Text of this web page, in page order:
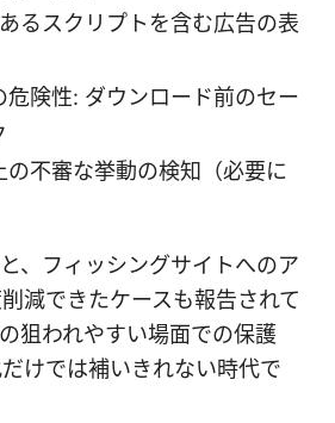
るスクリプトを含む広告の表
危険性: ダウンロード前のセー
の不審な挙動の検知（必要に
、フィッシングサイトへのア
減できたケースも報告されて
狙われやすい場面での保護
けでは補いきれない時代で